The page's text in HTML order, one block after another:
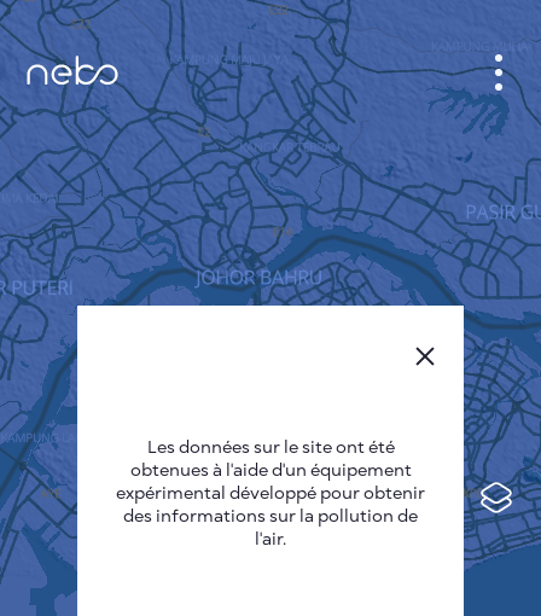
Capteurs
CABINET
CARTES DES VILLES
SENSOR NEBO
A PROPOS DE NOUS
Deutsch
Español
Français
Les données sur le site ont été
obtenues à l'aide d'un équipement
expérimental développé pour obtenir
des informations sur la pollution de
l'air.